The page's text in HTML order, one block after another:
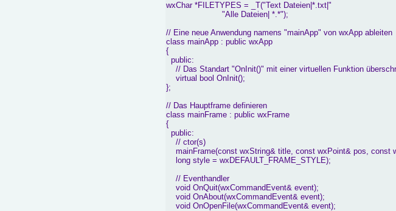
wxChar *FILETYPES = _T("Text Dateien|*.txt|"
"Alle Dateien| *.*");
// Eine neue Anwendung namens "mainApp" von wxApp ableiten
class mainApp : public wxApp
{
public:
// Das Standart "OnInit()" mit einer virtuellen Funktion
virtual bool OnInit();
};
// Das Hauptframe definieren
class mainFrame : public wxFrame
{
public:
// ctor(s)
mainFrame(const wxString& title, const wxPoint& pos, const
long style = wxDEFAULT_FRAME_STYLE);
// Eventhandler
void OnQuit(wxCommandEvent& event);
void OnAbout(wxCommandEvent& event);
void OnOpenFile(wxCommandEvent& event);